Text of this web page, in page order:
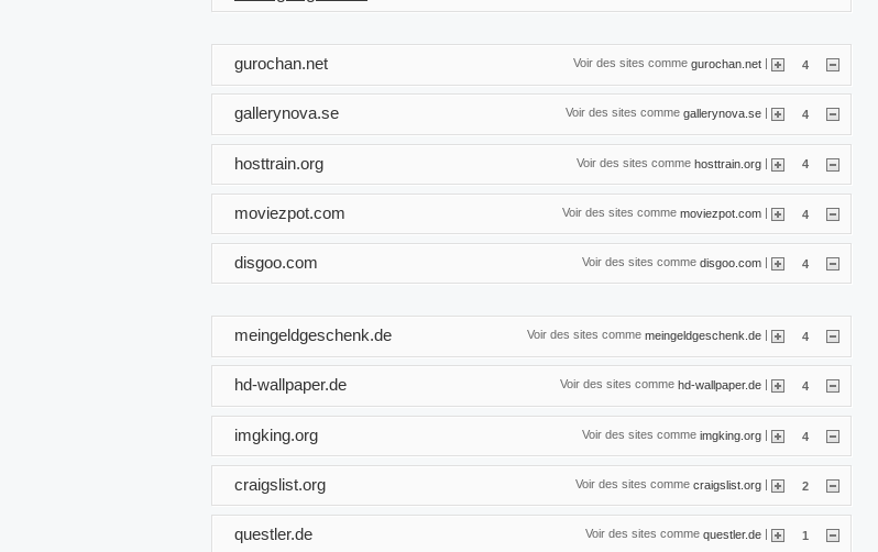
Voir des sites comme gurochan.net | 4
gurochan.net
Voir des sites comme gallerynova.se 4
gallerynova.se
Voir des sites comme hosttrain.org | 4
hosttrain.org
Voir des sites comme moviezpot.com | 4
moviezpot.com
Voir des sites comme disgoo.com | 4
disgoo.com
Voir des sites comme meingeldgeschenk.de 4
meingeldgeschenk.de
Voir des sites comme hd-wallpaper.de 4
hd-wallpaper.de
Voir des sites comme imgking.org | 4
imgking.org
Voir des sites comme craigslist.org | 2
craigslist.org
Voir des sites comme questler.de | 1
questler.de